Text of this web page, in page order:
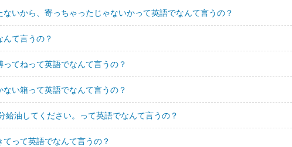
ないから、寄っちゃったじゃないかって英語でなんて言うの？
て言うの？
てねって英語でなんて言うの？
い箱って英語でなんて言うの？
給油してください。って英語でなんて言うの？
って英語でなんて言うの？